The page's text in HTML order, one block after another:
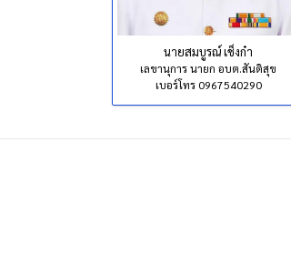
นายสมบูรณ์ เช็งก๋า
เลขานุการ นายก อบต.สันติสุข
เบอร์โทร 0967540290